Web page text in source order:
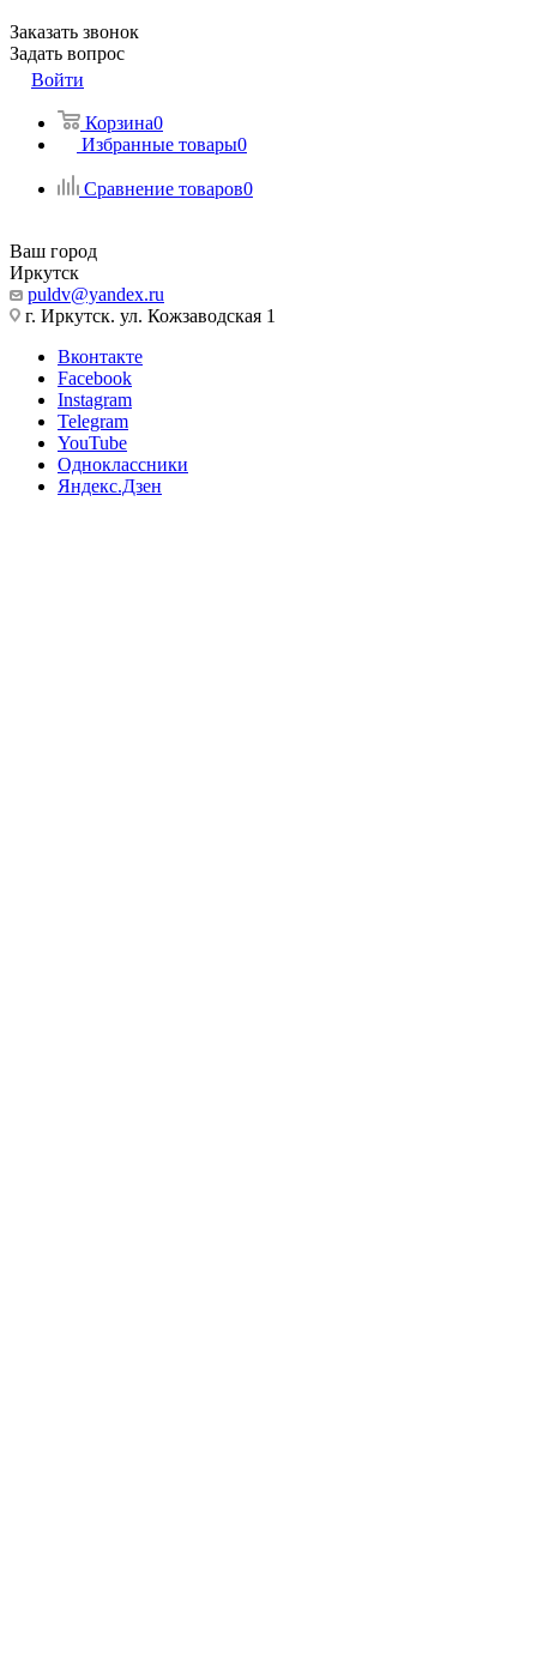
Заказать звонок
Задать вопрос
Войти
Корзина0
Избранные товары0
Сравнение товаров0
Ваш город
Иркутск
puldv@yandex.ru
г. Иркутск. ул. Кожзаводская 1
Вконтакте
Facebook
Instagram
Telegram
YouTube
Одноклассники
Яндекс.Дзен